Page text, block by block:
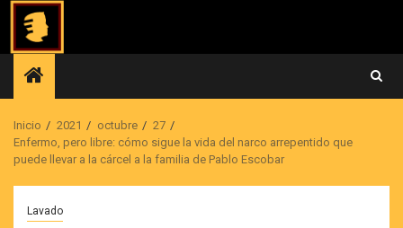
Saltar
contenido
Inicio 2021 octubre
27
Enfermo, pero libre: cómo sigue la vida del narco arrepentido que
puede llevar a la cárcel a la familia de Pablo Escobar
Lavado